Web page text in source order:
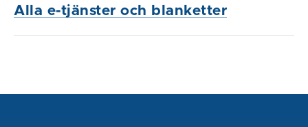
Alla e-tjänster och blanketter